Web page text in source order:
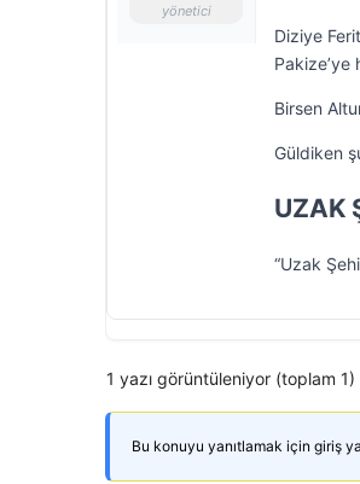
yönetici
Diziye
Pakize’ye
Birsen
Güldiken
UZAK
“Uzak
1 yazı görüntüleniyor (toplam 1)
Bu konuyu yanıtlamak için giriş